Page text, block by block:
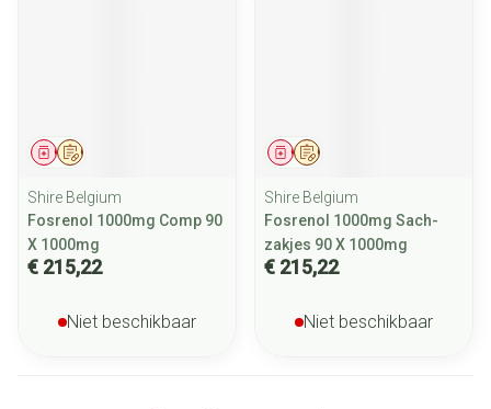
Op voorschrift
Geneesmiddel
Shire Belgium
Fosrenol 1000mg Comp 90
X 1000mg
€ 215,22
Niet beschikbaar
Op voorschrift
Geneesmiddel
Shire Belgium
Fosrenol 1000mg Sach-
zakjes 90 X 1000mg
€ 215,22
Niet beschikbaar